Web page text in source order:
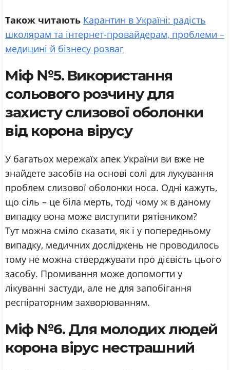
Також читають Карантин в Україні: радість
школярам та інтернет-провайдерам, проблеми –
медицині й бізнесу розваг
Міф №5. Використання
сольового розчину для
захисту слизової оболонки
від корона вірусу
У багатьох мережаїх апек України ви вже не
знайдете засобів на основі солі для лукування
проблем слизової оболонки носа. Одні кажуть,
що сіль – це біла мерть, тоді чому ж в даному
випадку вона може виступити рятівником?
Тут можна сміло сказати, як і у попередньому
випадку, медичних досліджень не проводилось
тому не можна стверджувати про дієвість цього
засобу. Промивання може допомогти у
лікуванні застуди, але не для запобігання
респіраторним захворюванням.
Міф №6. Для молодих людей
корона вірус нестрашний